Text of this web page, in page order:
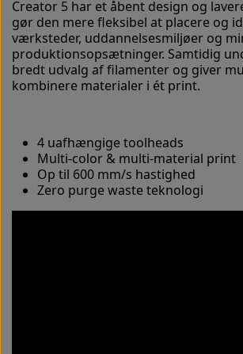
Creator 5 har et åbent design og
gør den mere fleksibel at placere og
værksteder, uddannelsesmiljøer og
produktionsopsætninger. Samtidig
bredt udvalg af filamenter og giver
kombinere materialer i ét print.
4 uafhængige toolheads
Multi-color & multi-material print
Op til 600 mm/s hastighed
Zero purge waste teknologi